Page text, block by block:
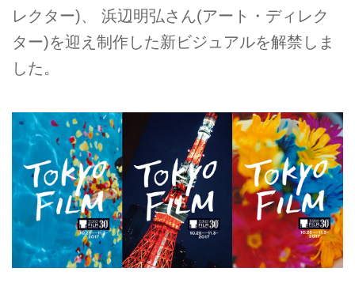
レクター)、 浜辺明弘さん(アート・ディレク
ター)を迎え制作した新ビジュアルを解禁しま
した。